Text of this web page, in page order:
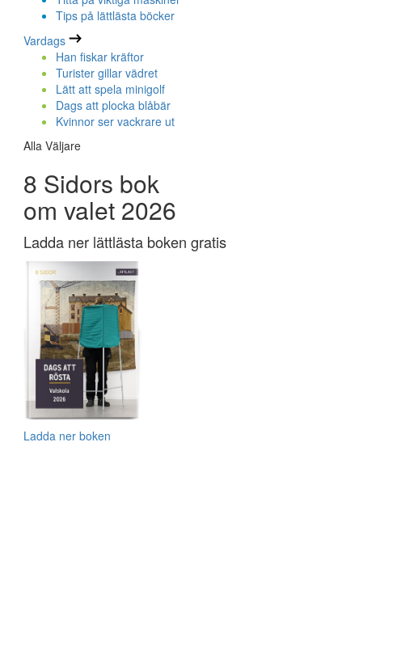
Tips på lättlästa böcker
Vardags
Han fiskar kräftor
Turister gillar vädret
Lätt att spela minigolf
Dags att plocka blåbär
Kvinnor ser vackrare ut
Alla Väljare
8 Sidors bok
om valet 2026
Ladda ner lättlästa boken gratis
Ladda ner boken